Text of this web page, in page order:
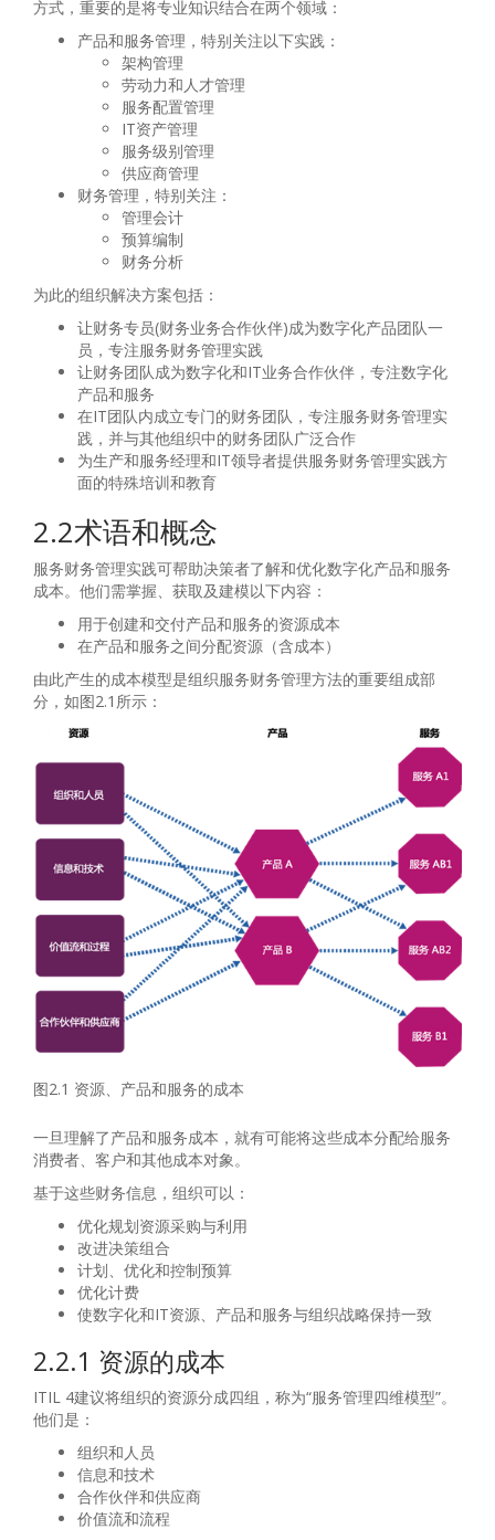
方式，重要的是将专业知识结合在两个领域：
产品和服务管理，特别关注以下实践：
架构管理
劳动力和人才管理
服务配置管理
IT资产管理
服务级别管理
供应商管理
财务管理，特别关注：
管理会计
预算编制
财务分析
为此的组织解决方案包括：
让财务专员(财务业务合作伙伴)成为数字化产品团队一
员，专注服务财务管理实践
让财务团队成为数字化和IT业务合作伙伴，专注数字化
产品和服务
在IT团队内成立专门的财务团队，专注服务财务管理实
践，并与其他组织中的财务团队广泛合作
为生产和服务经理和IT领导者提供服务财务管理实践方
面的特殊培训和教育
2.2术语和概念
服务财务管理实践可帮助决策者了解和优化数字化产品和服务
成本。他们需掌握、获取及建模以下内容：
用于创建和交付产品和服务的资源成本
在产品和服务之间分配资源（含成本）
由此产生的成本模型是组织服务财务管理方法的重要组成部
分，如图2.1所示：
图2.1 资源、产品和服务的成本
一旦理解了产品和服务成本，就有可能将这些成本分配给服务
消费者、客户和其他成本对象。
基于这些财务信息，组织可以：
优化规划资源采购与利用
改进决策组合
计划、优化和控制预算
优化计费
使数字化和IT资源、产品和服务与组织战略保持一致
2.2.1 资源的成本
ITIL 4建议将组织的资源分成四组，称为“服务管理四维模型”。
他们是：
组织和人员
信息和技术
合作伙伴和供应商
价值流和流程